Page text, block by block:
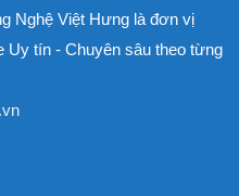
Nghệ Việt Hưng là đơn vị
Uy tín - Chuyên sâu theo từng